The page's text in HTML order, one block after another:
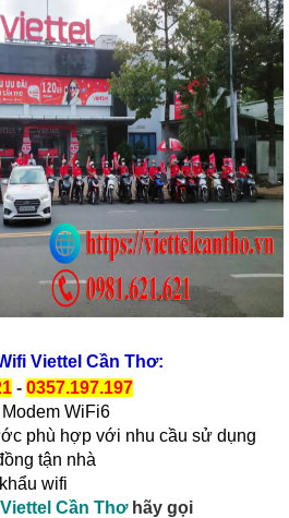
Viettel Cần Thơ:
- 0357.197.197
WiFi6
phù hợp với nhu cầu sử dụng
tận nhà
wifi
Cần Thơhãy gọi